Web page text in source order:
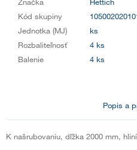
Kód skupiny
Jednotka (MJ)
ks
Rozbaliteľnosť
4 ks
Balenie
4 ks
Popis a
K našrubovaniu, dľžka 2000 mm,